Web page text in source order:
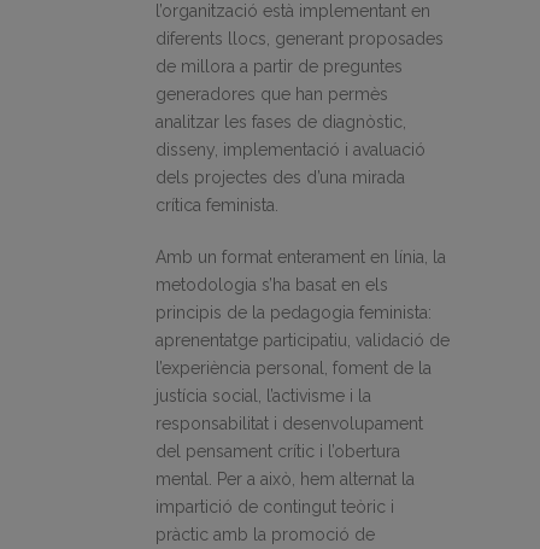
l’organització està implementant en
diferents llocs, generant proposades
de millora a partir de preguntes
generadores que han permès
analitzar les fases de diagnòstic,
disseny, implementació i avaluació
dels projectes des d’una mirada
crítica feminista.
Amb un format enterament en línia, la
metodologia s’ha basat en els
principis de la pedagogia feminista:
aprenentatge participatiu, validació de
l’experiència personal, foment de la
justícia social, l’activisme i la
responsabilitat i desenvolupament
del pensament crític i l’obertura
mental. Per a això, hem alternat la
impartició de contingut teòric i
pràctic amb la promoció de